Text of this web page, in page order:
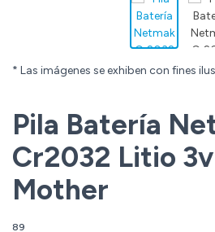
* Las imágenes se exhiben con fines
Pila Batería
Cr2032 Litio
Mother
89